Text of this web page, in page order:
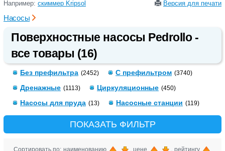
Например: скиммер Kripsol Версия для печати
Насосы
Поверхностные насосы Pedrollo -
все товары (16)
Без префильтра (2452) С префильтром (3740)
Дренажные (1113) Циркуляционные (450)
Насосы для пруда (13) Насосные станции (119)
ПОКАЗАТЬ ФИЛЬТР